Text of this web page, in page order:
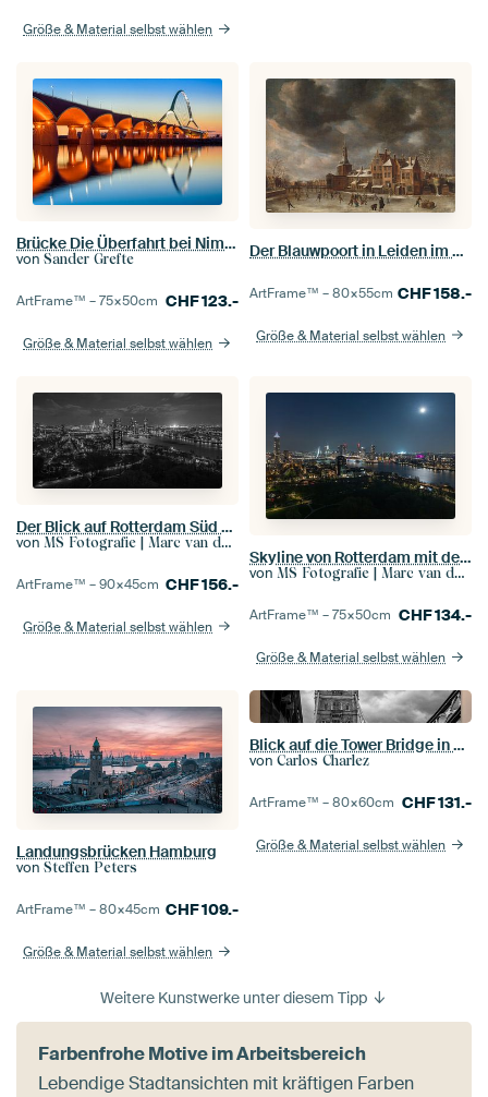
Größe & Material selbst wählen
Brücke Die Überfahrt bei Nimwegen
von Sander Grefte
ArtFrame™ –75×50cm CHF123.-
Größe & Material selbst wählen
Der Blauwpoort in Leiden im Winter, Abraham Beerstraten (1635)
ArtFrame™ –80×55cm CHF158.-
Größe & Material selbst wählen
Der Blick auf Rotterdam Süd mit dem beleuchteten De Kuip
von MS Fotografie | Marc van der Stelt
ArtFrame™ –90×45cm CHF156.-
Größe & Material selbst wählen
Skyline von Rotterdam mit dem beleuchteten Feijenoord-Stadion De Kuip während des klassischen Spiels
von MS Fotografie | Marc van der Stelt
ArtFrame™ –75×50cm CHF134.-
Größe & Material selbst wählen
Landungsbrücken Hamburg
von Steffen Peters
ArtFrame™ –80×45cm CHF109.-
Größe & Material selbst wählen
Blick auf die Tower Bridge in London, an einem dramatisch bewölkten Tag.
von Carlos Charlez
ArtFrame™ –80×60cm CHF131.-
Größe & Material selbst wählen
Weitere Kunstwerke unter diesem Tipp
Farbenfrohe Motive im Arbeitsbereich
Lebendige Stadtansichten mit kräftigen Farben